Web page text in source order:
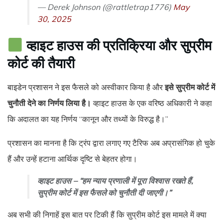
— Derek Johnson (@rattletrap1776) May
30, 2025
व्हाइट हाउस की प्रतिक्रिया और सुप्रीम
कोर्ट की तैयारी
बाइडेन प्रशासन ने इस फैसले को अस्वीकार किया है औरइसे सुप्रीम कोर्ट में
चुनौती देने का निर्णय लिया है। व्हाइट हाउस के एक वरिष्ठ अधिकारी ने कहा
कि अदालत का यह निर्णय “कानून और तथ्यों के विरुद्ध है।”
प्रशासन का मानना है कि ट्रंप द्वारा लगाए गए टैरिफ अब अप्रासंगिक हो चुके
हैं और उन्हें हटाना आर्थिक दृष्टि से बेहतर होगा।
व्हाइट हाउस – “हम न्याय प्रणाली में पूरा विश्वास रखते हैं,
सुप्रीम कोर्ट में इस फैसले को चुनौती दी जाएगी।”
अब सभी की निगाहें इस बात पर टिकी हैं कि सुप्रीम कोर्ट इस मामले में क्या